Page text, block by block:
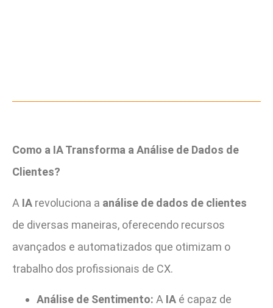
Como a IA Transforma a Análise de Dados de
Clientes?
A IA revoluciona a análise de dados de clientes
de diversas maneiras, oferecendo recursos
avançados e automatizados que otimizam o
trabalho dos profissionais de CX.
Análise de Sentimento: A IA é capaz de